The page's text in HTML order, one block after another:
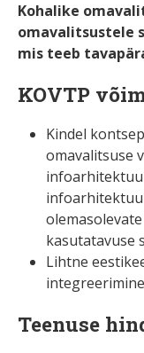
Kohalike
omavalitsustele
mis teeb
KOVTP
Kindel
omavalitsuse
kasutatavuse
Lihtne
Teenuse